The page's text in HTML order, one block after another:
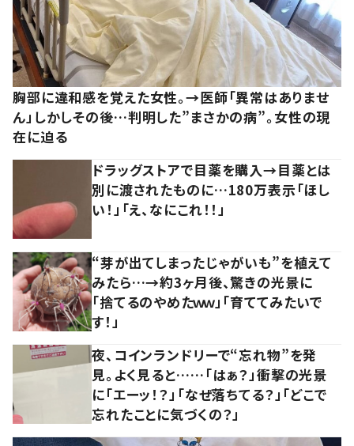
胸部に違和感を覚えた女性。→医師「異常はありませ
ん」しかしその後…判明した”まさかの病”。女性の現
在に迫る
ドラッグストアで目薬を購入→目薬とは
別に渡されたものに…180万表示「ほし
い！」「え、なにこれ！！」
“芽が出てしまったじゃがいも”を植えて
みたら…→約3ヶ月後、驚きの光景に
「捨てるのやめたｗｗ」「育ててみたいで
す！」
夜、コインランドリーで“忘れ物”を発
見。よく見ると……「はぁ？」衝撃の光景
に「エーッ！？」「なぜ落ちてる？」「どこで
忘れたことに気づくの？」